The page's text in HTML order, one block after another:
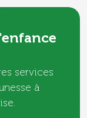
services
à